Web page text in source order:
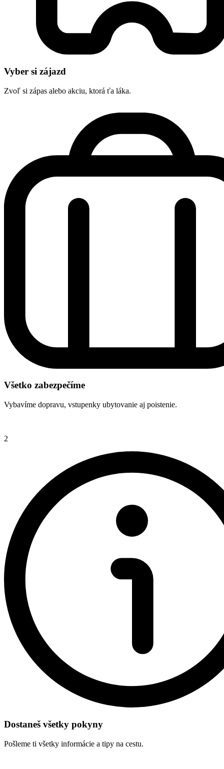
Vyber si zájazd
Zvoľ si zápas alebo akciu, ktorá ťa láka.
Všetko zabezpečíme
Vybavíme dopravu, vstupenky ubytovanie aj poistenie.
2
Dostaneš všetky pokyny
Pošleme ti všetky informácie a tipy na cestu.